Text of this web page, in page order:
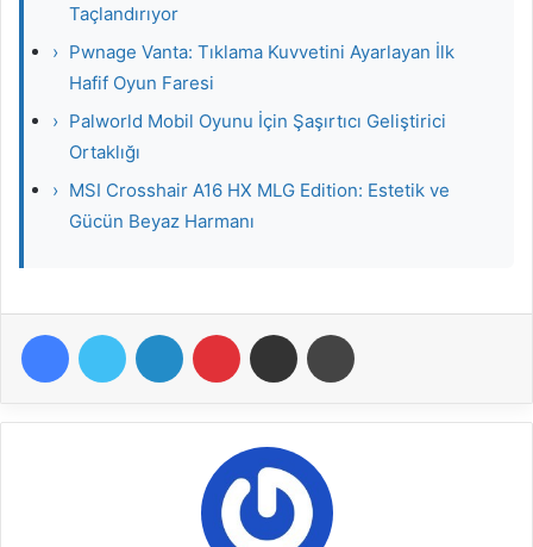
Taçlandırıyor
› Pwnage Vanta: Tıklama Kuvvetini Ayarlayan İlk
Hafif Oyun Faresi
› Palworld Mobil Oyunu İçin Şaşırtıcı Geliştirici
Ortaklığı
› MSI Crosshair A16 HX MLG Edition: Estetik ve
Gücün Beyaz Harmanı